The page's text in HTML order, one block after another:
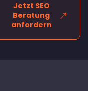
Jetzt SEO
Beratung
anfordern